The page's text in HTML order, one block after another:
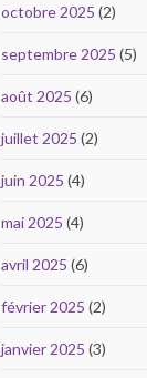
octobre 2025 (2)
septembre 2025 (5)
août 2025 (6)
juillet 2025 (2)
juin 2025 (4)
mai 2025 (4)
avril 2025 (6)
février 2025 (2)
janvier 2025 (3)